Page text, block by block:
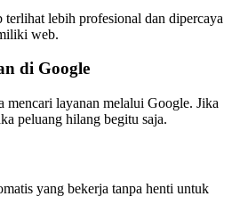
lebih profesional dan dipercaya
web.
di Google
mencari layanan melalui Google. Jika
peluang hilang begitu saja.
yang bekerja tanpa henti untuk